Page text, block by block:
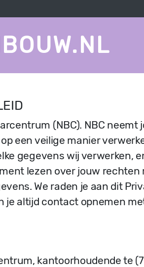
(NBC). NBC neemt
een veilige manier
gegevens wij verwerken,
lezen over jouw rechten
We raden je aan dit
je altijd contact opnemen
kantoorhoudende te